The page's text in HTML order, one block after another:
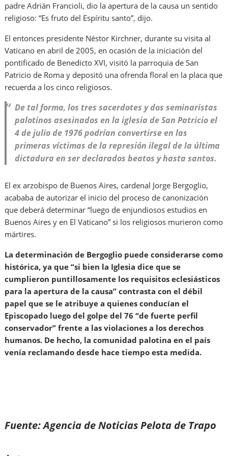
padre Adrián Francioli, dio la apertura de la causa un sentido
religioso: “Es fruto del Espíritu santo”, dijo.
El entonces presidente Néstor Kirchner, durante su visita al
Vaticano en abril de 2005, en ocasión de la iniciación del
pontificado de Benedicto XVI, visitó la parroquia de San
Patricio de Roma y depositó una ofrenda floral en la placa que
recuerda a los cinco religiosos.
De tal forma, los tres sacerdotes y dos seminaristas
palotinos asesinados en la iglesia de San Patricio el
4 de julio de 1976 podrían convertirse en las
primeras víctimas de la represión ilegal de la última
dictadura en ser declarados beatos y hasta santos.
El ex arzobispo de Buenos Aires, cardenal Jorge Bergoglio,
acababa de autorizar el inicio del proceso de canonización
que deberá determinar “luego de enjundiosos estudios en
Buenos Aires y en El Vaticano” si los religiosos murieron como
mártires.
La determinación de Bergoglio puede considerarse como
histórica, ya que “si bien la Iglesia dice que se
cumplieron puntillosamente los requisitos eclesiásticos
para la apertura de la causa” contrasta con el débil
papel que se le atribuye a quienes conducían el
Episcopado luego del golpe del 76 “de fuerte perfil
conservador” frente a las violaciones a los derechos
humanos. De hecho, la comunidad palotina en el país
venía reclamando desde hace tiempo esta medida.
Fuente: Agencia de Noticias Pelota de Trapo